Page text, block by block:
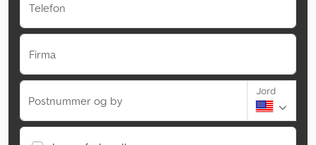
Telefon
Firma
Postnummer og by
Jord